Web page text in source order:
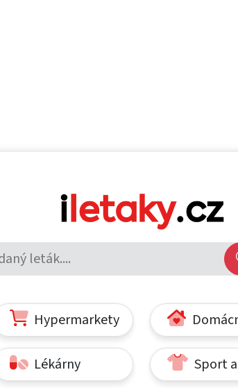
Hypermarkety
Lékárny Sport